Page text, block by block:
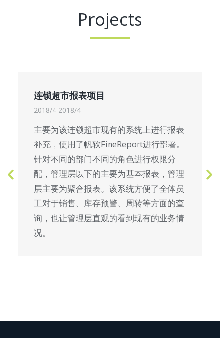
Projects
连锁超市报表项目
2018/4-2018/4
主要为该连锁超市现有的系统上进行报表
补充，使用了帆软FineReport进行部署。
针对不同的部门不同的角色进行权限分
配，管理层以下的主要为基本报表，管理
层主要为聚合报表。该系统方便了全体员
工对于销售、库存预警、周转等方面的查
询，也让管理层直观的看到现有的业务情
况。